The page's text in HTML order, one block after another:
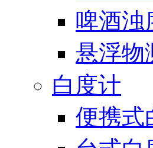
啤酒浊
悬浮物
白度计
便携式